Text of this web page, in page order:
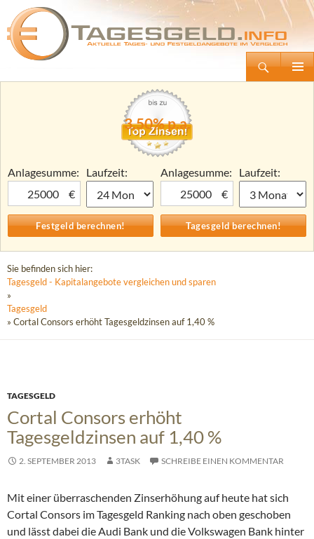
Tagesgeld.info – Tagesgeldkonten vergleichen und Tagesgeld-Zinsen berechnen
Zum
3,50% p.a.
Anlagesumme:
€
Laufzeit:
Anlagesumme:
€
Laufzeit:
Sie befinden sich hier:
Tagesgeld - Kapitalangebote vergleichen und sparen
»
Tagesgeld
» Cortal Consors erhöht Tagesgeldzinsen auf 1,40 %
TAGESGELD
Cortal Consors erhöht
Tagesgeldzinsen auf 1,40 %
2. SEPTEMBER 2013 3TASK SCHREIBE EINEN KOMMENTAR
Mit einer überraschenden Zinserhöhung auf heute hat sich
Cortal Consors im Tagesgeld Ranking nach oben geschoben
und lässt dabei die Audi Bank und die Volkswagen Bank hinter